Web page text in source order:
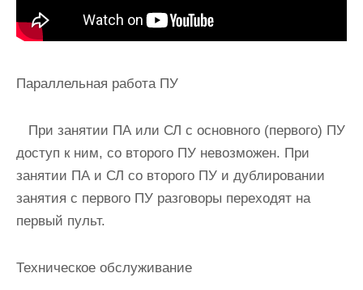
Параллельная работа ПУ
При занятии ПА или СЛ с основного (первого) ПУ
доступ к ним, со второго ПУ невозможен. При
занятии ПА и СЛ со второго ПУ и дублировании
занятия с первого ПУ разговоры переходят на
первый пульт.
Техническое обслуживание